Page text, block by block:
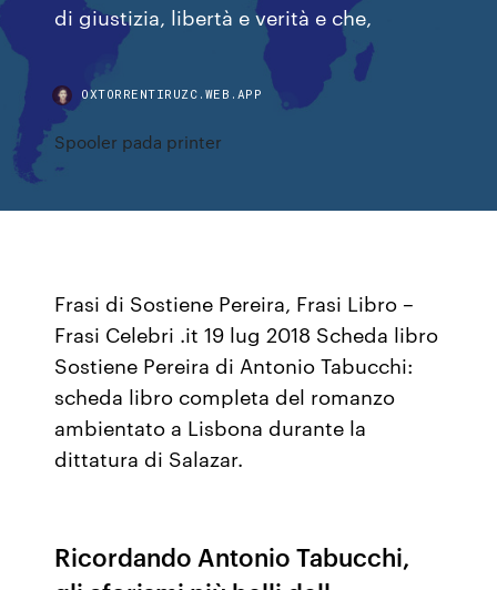
di giustizia, libertà e verità e che,
OXTORRENTIRUZC.WEB.APP
Spooler pada printer
Frasi di Sostiene Pereira, Frasi Libro –
Frasi Celebri .it 19 lug 2018 Scheda libro
Sostiene Pereira di Antonio Tabucchi:
scheda libro completa del romanzo
ambientato a Lisbona durante la
dittatura di Salazar.
Ricordando Antonio Tabucchi,